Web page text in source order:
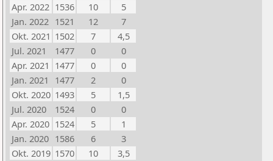
Apr. 2022 1536 10
5
Jan. 2022 1521 12
7
Okt. 2021 1502 7
4,5
Jul. 2021
1477 0
0
Apr. 2021 1477 0
0
Jan. 2021
1477 2
0
Okt. 2020 1493 5
1,5
Jul. 2020
1524 0
0
Apr. 2020 1524 5
1
Jan. 2020 1586 6
3
Okt. 2019 1570 10
3,5